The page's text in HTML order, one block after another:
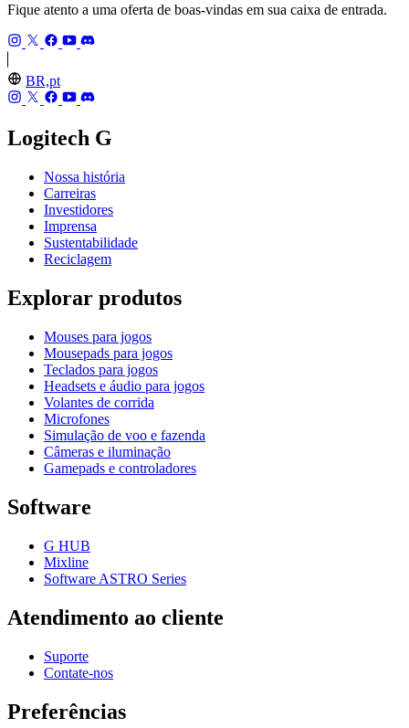
Fique atento a uma oferta de boas-vindas em sua caixa de entrada.
BR,pt
Logitech G
Nossa história
Carreiras
Investidores
Imprensa
Sustentabilidade
Reciclagem
Explorar produtos
Mouses para jogos
Mousepads para jogos
Teclados para jogos
Headsets e áudio para jogos
Volantes de corrida
Microfones
Simulação de voo e fazenda
Câmeras e iluminação
Gamepads e controladores
Software
G HUB
Mixline
Software ASTRO Series
Atendimento ao cliente
Suporte
Contate-nos
Preferências